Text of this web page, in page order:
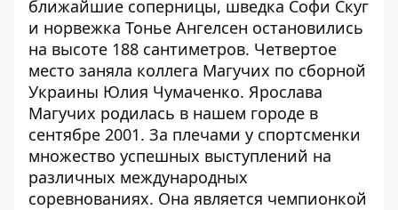
ближайшие соперницы, шведка Софи Скуг
и норвежка Тонье Ангелсен остановились
на высоте 188 сантиметров. Четвертое
место заняла коллега Магучих по сборной
Украины Юлия Чумаченко. Ярослава
Магучих родилась в нашем городе в
сентябре 2001. За плечами у спортсменки
множество успешных выступлений на
различных международных
соревнованиях. Она является чемпионкой